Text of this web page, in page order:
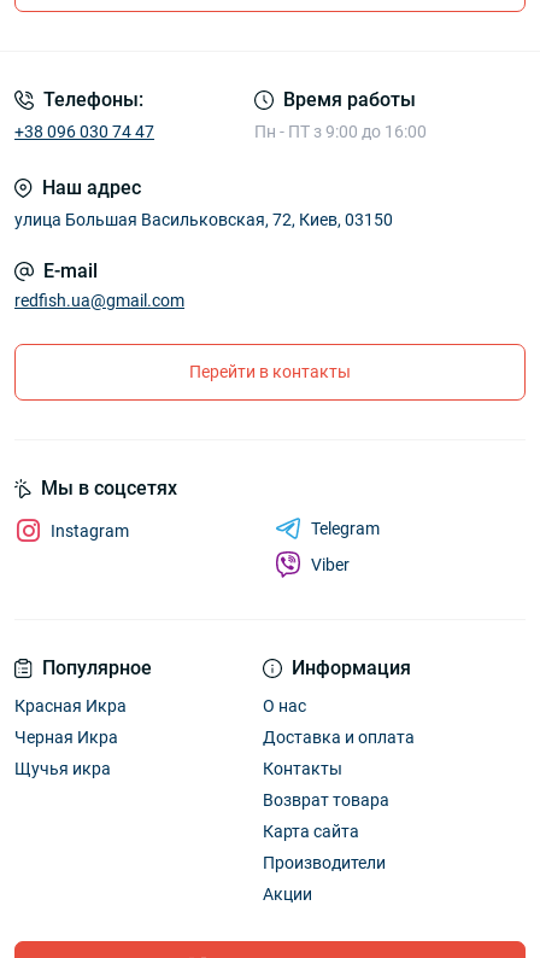
Телефоны:
+38 096 030 74 47
Время работы
Пн - ПТ з 9:00 до 16:00
Наш адрес
улица Большая Васильковская, 72, Киев, 03150
E-mail
redfish.ua@gmail.com
Перейти в контакты
Популярное
Красная Икра
Черная Икра
Щучья икра
Информация
О нас
Доставка и оплата
Контакты
Возврат товара
Карта сайта
Производители
Акции
Мы в соцсетях
Instagram
Telegram
Viber